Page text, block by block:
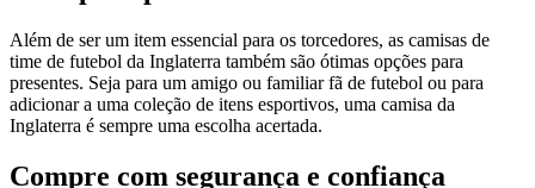
Além de ser um item essencial para os torcedores, as camisas de
time de futebol da Inglaterra também são ótimas opções para
presentes. Seja para um amigo ou familiar fã de futebol ou para
adicionar a uma coleção de itens esportivos, uma camisa da
Inglaterra é sempre uma escolha acertada.
Compre com segurança e confiança